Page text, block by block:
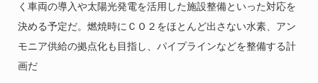
く車両の導入や太陽光発電を活用した施設整備といった対応を
決める予定だ。燃焼時にＣＯ２をほとんど出さない水素、アン
モニア供給の拠点化も目指し、パイプラインなどを整備する計
画だ